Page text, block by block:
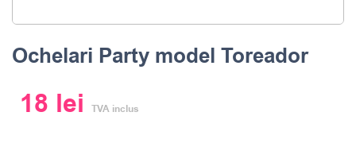
Ochelari Party model Toreador
18 lei TVA inclus